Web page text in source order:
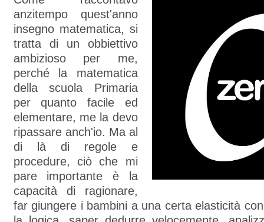
anzitempo quest'anno
insegno matematica, si
tratta di un obbiettivo
ambizioso per me,
perché la matematica
della scuola Primaria
per quanto facile ed
elementare, me la devo
ripassare anch'io. Ma al
di là di regole e
procedure, ciò che mi
pare importante è la
capacità di ragionare,
far giungere i bambini a una certa elasticità